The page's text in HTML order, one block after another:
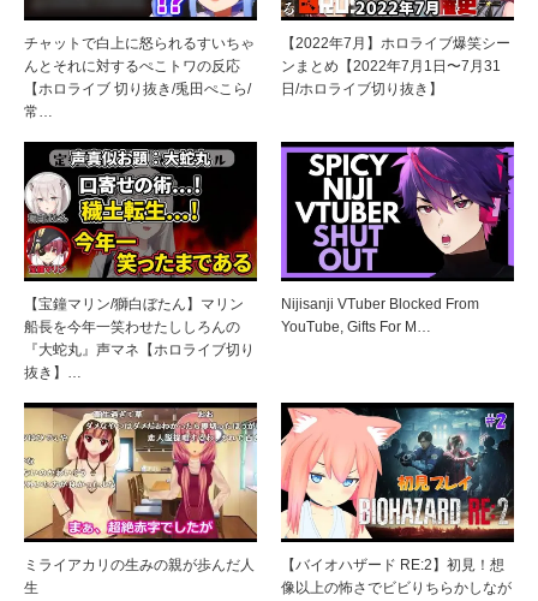
チャットで白上に怒られるすいちゃ
んとそれに対するぺこトワの反応
【ホロライブ 切り抜き/兎田ぺこら/
常…
【2022年7月】ホロライブ爆笑シー
ンまとめ【2022年7月1日〜7月31
日/ホロライブ切り抜き】
【宝鐘マリン/獅白ぼたん】マリン
船長を今年一笑わせたししろんの
『大蛇丸』声マネ【ホロライブ切り
抜き】…
Nijisanji VTuber Blocked From
YouTube, Gifts For M…
ミライアカリの生みの親が歩んだ人
生
【バイオハザード RE:2】初見！想
像以上の怖さでビビりちらかしなが